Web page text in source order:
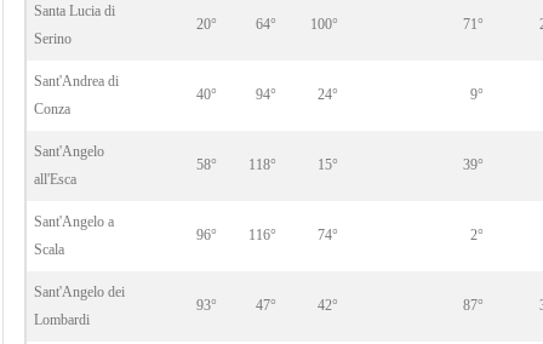
Santa Lucia di
Serino
20° 64° 100° 71°
Sant'Andrea di
Conza
40° 94° 24° 9°
Sant'Angelo
all'Esca
58° 118° 15° 39°
Sant'Angelo a
Scala
96° 116° 74° 2°
Sant'Angelo dei
Lombardi
93° 47° 42° 87°